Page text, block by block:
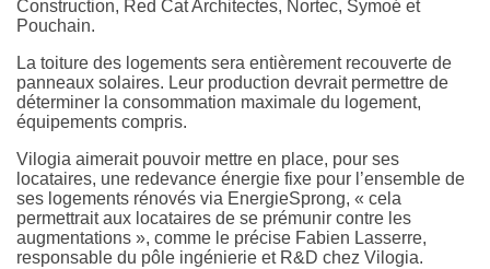
Construction, Red Cat Architectes, Nortec, Symoé et
Pouchain.
La toiture des logements sera entièrement recouverte de
panneaux solaires. Leur production devrait permettre de
déterminer la consommation maximale du logement,
équipements compris.
Vilogia aimerait pouvoir mettre en place, pour ses
locataires, une redevance énergie fixe pour l’ensemble de
ses logements rénovés via EnergieSprong, « cela
permettrait aux locataires de se prémunir contre les
augmentations », comme le précise Fabien Lasserre,
responsable du pôle ingénierie et R&D chez Vilogia.